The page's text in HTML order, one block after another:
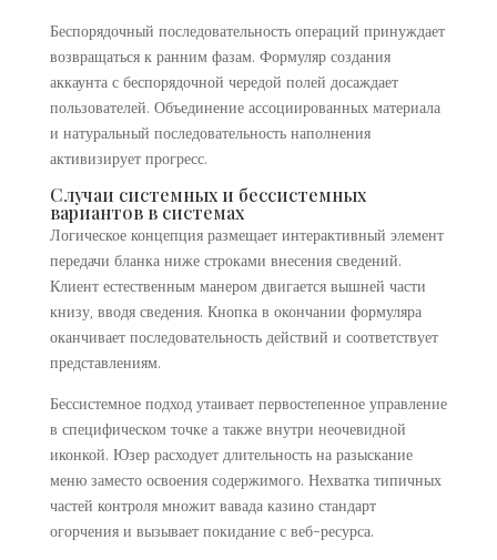
Беспорядочный последовательность операций принуждает
возвращаться к ранним фазам. Формуляр создания
аккаунта с беспорядочной чередой полей досаждает
пользователей. Объединение ассоциированных материала
и натуральный последовательность наполнения
активизирует прогресс.
Случаи системных и бессистемных
вариантов в системах
Логическое концепция размещает интерактивный элемент
передачи бланка ниже строками внесения сведений.
Клиент естественным манером двигается вышней части
книзу, вводя сведения. Кнопка в окончании формуляра
оканчивает последовательность действий и соответствует
представлениям.
Бессистемное подход утаивает первостепенное управление
в специфическом точке а также внутри неочевидной
иконкой. Юзер расходует длительность на разыскание
меню заместо освоения содержимого. Нехватка типичных
частей контроля множит вавада казино стандарт
огорчения и вызывает покидание с веб-ресурса.